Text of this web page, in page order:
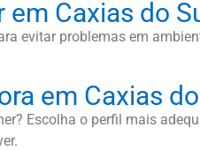
Caxias do
evitar problemas em
em Caxias do
Escolha o perfil mais